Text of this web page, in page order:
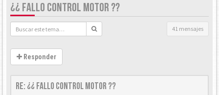
¿¿ FALLO CONTROL MOTOR ??
41 mensajes
Responder
Re: ¿¿ Fallo control motor ??